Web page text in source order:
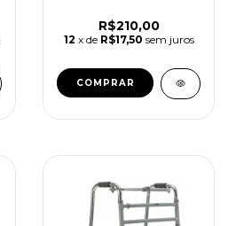
R$210,00
12 x de R$17,50 sem juros
COMPRAR